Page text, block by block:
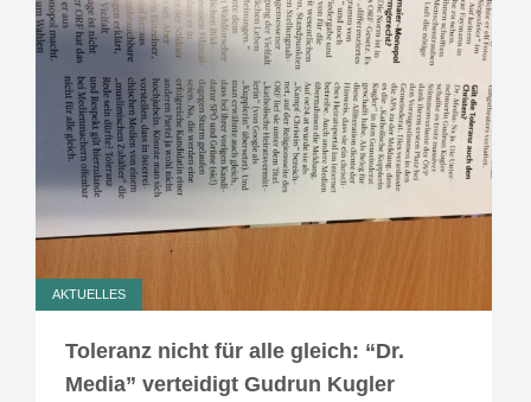
AKTUELLES
Toleranz nicht für alle gleich: “Dr.
Media” verteidigt Gudrun Kugler